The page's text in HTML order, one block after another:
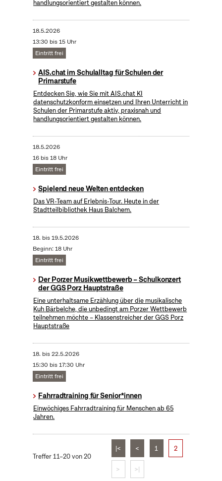
handlungsorientiert gestalten können.
18.5.2026
13:30 bis 15 Uhr
Eintritt frei
AIS.chat im Schulalltag für Schulen der
Primarstufe
Entdecken Sie, wie Sie mit AIS.chat KI
datenschutzkonform einsetzen und Ihren Unterricht in
Schulen der Primarstufe aktiv, praxisnah und
handlungsorientiert gestalten können.
18.5.2026
16 bis 18 Uhr
Eintritt frei
Spielend neue Welten entdecken
Das VR-Team auf Erlebnis-Tour. Heute in der
Stadtteilbibliothek Haus Balchem.
18. bis19.5.2026
Beginn: 18 Uhr
Eintritt frei
Der Porzer Musikwettbewerb – Schulkonzert
der GGS Porz Hauptstraße
Eine unterhaltsame Erzählung über die musikalische
Kuh Bärbelche, die unbedingt am Porzer Wettbewerb
teilnehmen möchte – Klassenstreicher der GGS Porz
Hauptstraße
18. bis22.5.2026
15:30 bis 17:30 Uhr
Eintritt frei
Fahrradtraining für Senior*innen
Einwöchiges Fahrradtraining für Menschen ab 65
Jahren.
Treffer 11–20 von 20
|< < 1 2
> >|